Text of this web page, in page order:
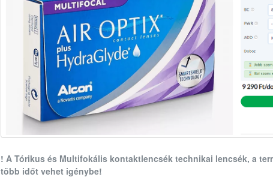
! A Tórikus és Multifokális kontaktlencsék technikai lencsék, a
több időt vehet igénybe!